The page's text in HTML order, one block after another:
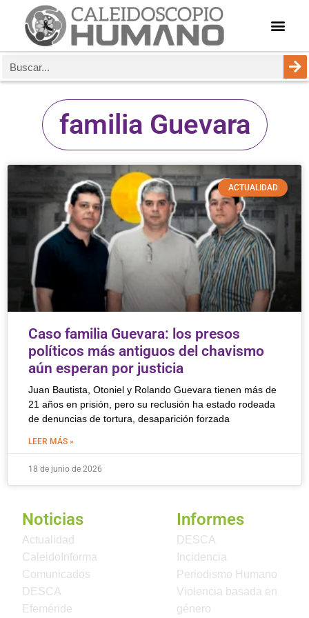
familia Guevara
ACTUALIDAD
Caso familia Guevara: los presos
políticos más antiguos del chavismo
aún esperan por justicia
Juan Bautista, Otoniel y Rolando Guevara tienen más de
21 años en prisión, pero su reclusión ha estado rodeada
de denuncias de tortura, desaparición forzada
LEER MÁS »
18 de junio de 2026
Noticias
Actualidad
CaleidoInforma
Comunicados
DESCA
Efeméride
Informes
DESCA
Incidencia
Periodismo Humano
Violencia basada en
género